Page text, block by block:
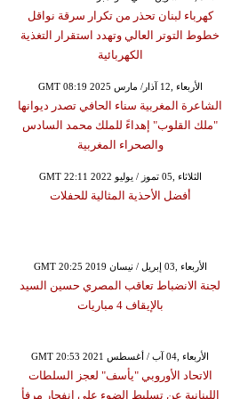
كهرباء لبنان تحذر من تكرار سرقة نواقل
خطوط التوتر العالي وتهدد استقرار التغذية
الكهربائية
GMT 08:19 2025 الأربعاء ,12 آذار/ مارس
الشاعرة المغربية سناء الحافي تصدر ديوانها
"ملك القلوب" إهداءً للملك محمد السادس
والصحراء المغربية
GMT 22:11 2022 الثلاثاء ,05 تموز / يوليو
أفضل الأحذية المثالية للحفلات
GMT 20:25 2019 الأربعاء ,03 إبريل / نيسان
لجنة الانضباط تعاقب المصري حسين السيد
بالإيقاف 4 مباريات
GMT 20:53 2021 الأربعاء ,04 آب / أغسطس
الاتحاد الأوروبي "يأسف" لعجز السلطات
اللبنانية عن تسليط الضوء على انفجار مرفأ